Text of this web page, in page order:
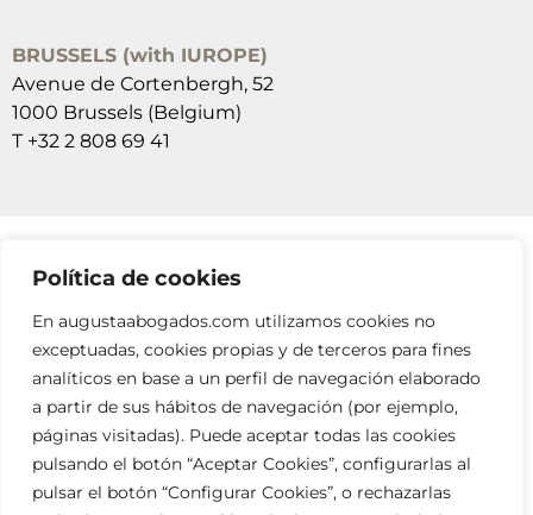
Política de cookies
En augustaabogados.com utilizamos cookies no
exceptuadas, cookies propias y de terceros para fines
analíticos en base a un perfil de navegación elaborado
a partir de sus hábitos de navegación (por ejemplo,
páginas visitadas). Puede aceptar todas las cookies
pulsando el botón “Aceptar Cookies”, configurarlas al
pulsar el botón “Configurar Cookies”, o rechazarlas
BRUSSELS (with IUROPE)
Avenue de Cortenbergh, 52
1000 Brussels (Belgium)
T +32 2 808 69 41
SUSCRÍBETE A NUESTRAS NEWSLETTERS
RELLENA EL FORMULARIO